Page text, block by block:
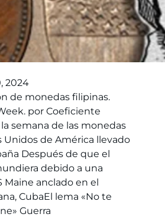
2024
de monedas filipinas.
por Coeficiente
semana de las monedas
Unidos de América llevado
Después de que el
debido a una
Maine anclado en el
CubaEl lema «No te
Guerra